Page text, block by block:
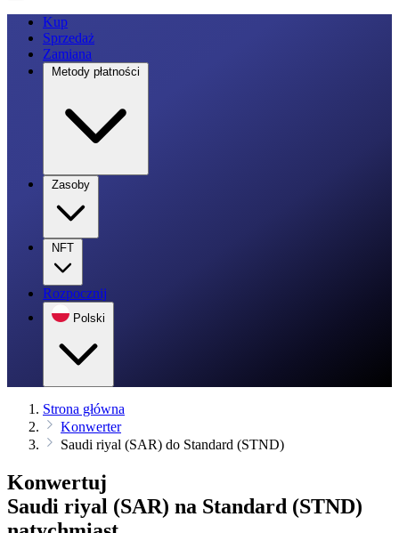
Kup
Sprzedaż
Zamiana
Metody płatności
Zasoby
NFT
Rozpocznij
Polski
Strona główna
Konwerter
Saudi riyal (SAR) do Standard (STND)
Konwertuj
Saudi riyal (SAR) na Standard (STND)